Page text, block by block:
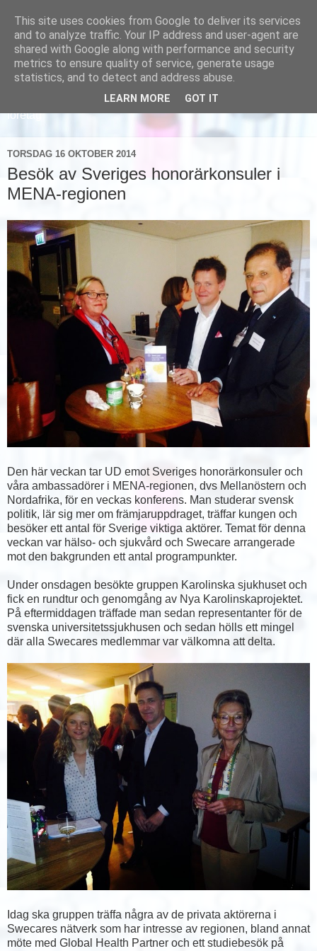
Läs om hur vi marknadsför svensk sjukvård och svenska
företag
TORSDAG 16 OKTOBER 2014
Besök av Sveriges honorärkonsuler i
MENA-regionen
Den här veckan tar UD emot Sveriges honorärkonsuler och
våra ambassadörer i MENA-regionen, dvs Mellanöstern och
Nordafrika, för en veckas konferens. Man studerar svensk
politik, lär sig mer om främjaruppdraget, träffar kungen och
besöker ett antal för Sverige viktiga aktörer. Temat för denna
veckan var hälso- och sjukvård och Swecare arrangerade
mot den bakgrunden ett antal programpunkter.
Under onsdagen besökte gruppen Karolinska sjukhuset och
fick en rundtur och genomgång av Nya Karolinskaprojektet.
På eftermiddagen träffade man sedan representanter för de
svenska universitetssjukhusen och sedan hölls ett mingel
där alla Swecares medlemmar var välkomna att delta.
Idag ska gruppen träffa några av de privata aktörerna i
Swecares nätverk som har intresse av regionen, bland annat
möte med Global Health Partner och ett studiebesök på
This site uses cookies from Google to deliver its services
and to analyze traffic. Your IP address and user-agent are
shared with Google along with performance and security
metrics to ensure quality of service, generate usage
statistics, and to detect and address abuse.
LEARN MORE GOT IT